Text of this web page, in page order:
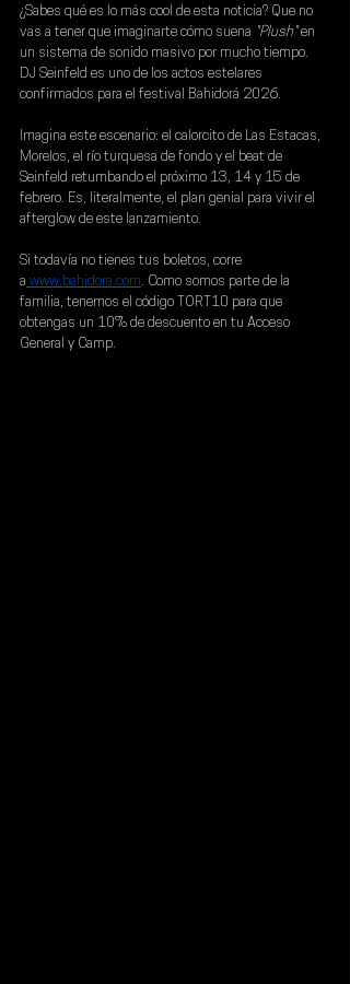
¿Sabes qué es lo más cool de esta noticia? Que no
vas a tener que imaginarte cómo suena "Plush" en
un sistema de sonido masivo por mucho tiempo.
DJ Seinfeld es uno de los actos estelares
confirmados para el festival Bahidorá 2026.
Imagina este escenario: el calorcito de Las Estacas,
Morelos, el río turquesa de fondo y el beat de
Seinfeld retumbando el próximo 13, 14 y 15 de
febrero. Es, literalmente, el plan genial para vivir el
afterglow de este lanzamiento.
Si todavía no tienes tus boletos, corre
a www.bahidora.com. Como somos parte de la
familia, tenemos el código TORT10 para que
obtengas un 10% de descuento en tu Acceso
General y Camp.